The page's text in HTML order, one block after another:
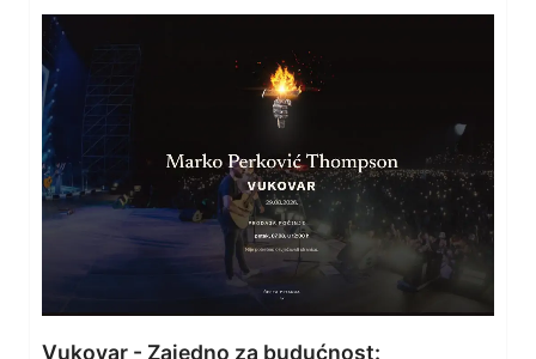
Vukovar - Zajedno za budućnost: